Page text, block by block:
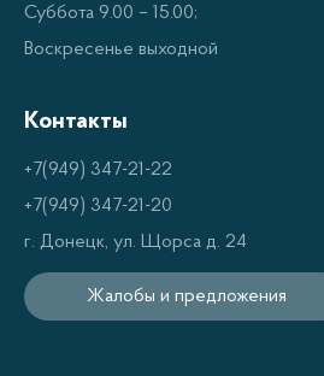
печи с часами
безопасности,
Дизайн
выполнены в разных стилях
позволяет подобрать
к дизайну вашей кухни.
Преимущества
Суббота 9.00 – 15.00;
Воскресенье выходной
Контакты
+7(949) 347-21-22
+7(949) 347-21-20
г. Донецк, ул. Щорса д. 24
Жалобы и предложения